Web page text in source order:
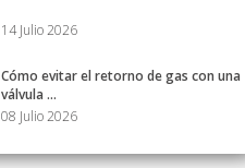
14 Julio 2026
Cómo evitar el retorno de gas con una
válvula ...
08 Julio 2026